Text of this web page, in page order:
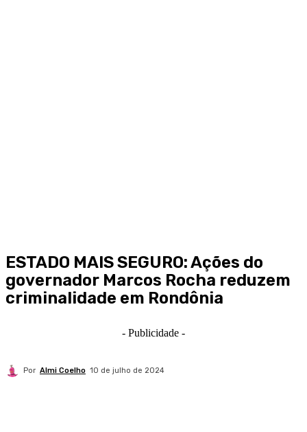
ESTADO MAIS SEGURO: Ações do
governador Marcos Rocha reduzem
criminalidade em Rondônia
- Publicidade -
Por Almi Coelho 10 de julho de 2024